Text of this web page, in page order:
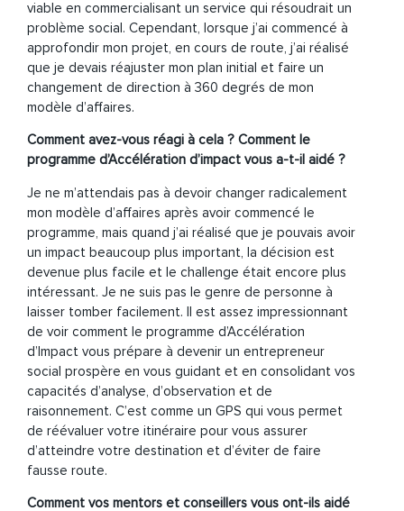
viable en commercialisant un service qui résoudrait un
problème social. Cependant, lorsque j’ai commencé à
approfondir mon projet, en cours de route, j’ai réalisé
que je devais réajuster mon plan initial et faire un
changement de direction à 360 degrés de mon
modèle d’affaires.
Comment avez-vous réagi à cela ? Comment le
programme d’Accélération d’impact vous a-t-il aidé ?
Je ne m’attendais pas à devoir changer radicalement
mon modèle d’affaires après avoir commencé le
programme, mais quand j’ai réalisé que je pouvais avoir
un impact beaucoup plus important, la décision est
devenue plus facile et le challenge était encore plus
intéressant. Je ne suis pas le genre de personne à
laisser tomber facilement. Il est assez impressionnant
de voir comment le programme d’Accélération
d’Impact vous prépare à devenir un entrepreneur
social prospère en vous guidant et en consolidant vos
capacités d’analyse, d’observation et de
raisonnement. C’est comme un GPS qui vous permet
de réévaluer votre itinéraire pour vous assurer
d’atteindre votre destination et d’éviter de faire
fausse route.
Comment vos mentors et conseillers vous ont-ils aidé